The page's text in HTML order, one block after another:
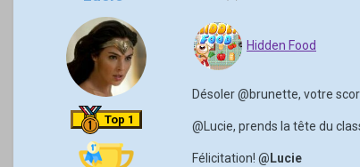
Top 1
Hidden Food
Désoler@brunette, votre
@Lucie, prends la tête du
Félicitation! @Lucie